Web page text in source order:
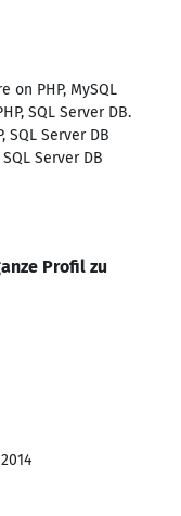
on PHP, MySQL
SQL Server DB.
SQL Server DB
Server DB
Profil zu